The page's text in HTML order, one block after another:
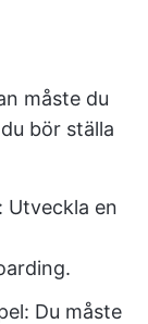
måste du
bör ställa
Utveckla en
Du måste